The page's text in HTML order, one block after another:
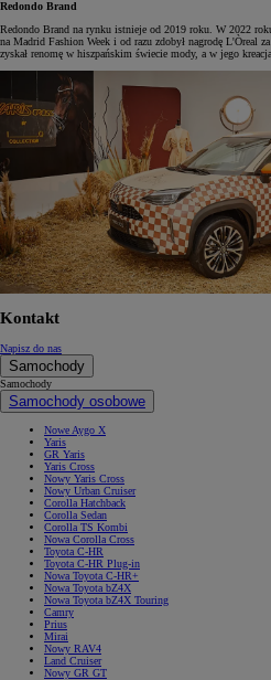
Redondo Brand
Redondo Brand na rynku istnieje od 2019 roku. W 2022
na Madrid Fashion Week i od razu zdobył nagrodę L'Òreal
zyskał renomę w hiszpańskim świecie mody, a w jego
Kontakt
Napisz do nas
Samochody
Samochody
Samochody osobowe
Nowe Aygo X
Yaris
GR Yaris
Yaris Cross
Nowy Yaris Cross
Nowy Urban Cruiser
Corolla Hatchback
Corolla Sedan
Corolla TS Kombi
Nowa Corolla Cross
Toyota C-HR
Toyota C-HR Plug-in
Nowa Toyota C-HR+
Nowa Toyota bZ4X
Nowa Toyota bZ4X Touring
Camry
Prius
Mirai
Nowy RAV4
Land Cruiser
Nowy GR GT